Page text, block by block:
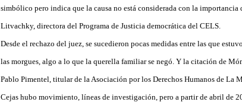
simbólico pero indica que la causa no está considerada con la
Litvachky, directora del Programa de Justicia democrática del CELS.
Desde el rechazo del juez, se sucedieron pocas medidas entre las que
las morgues, algo a lo que la querella familiar se negó. Y la citación de
Pablo Pimentel, titular de la Asociación por los Derechos Humanos de La
Cejas hubo movimiento, líneas de investigación, pero a partir de abril de